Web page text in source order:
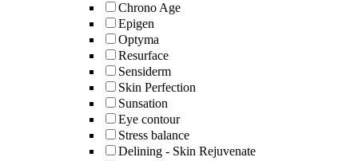
Chrono Age
Epigen
Optyma
Resurface
Sensiderm
Skin Perfection
Sunsation
Eye contour
Stress balance
Delining - Skin Rejuvenate